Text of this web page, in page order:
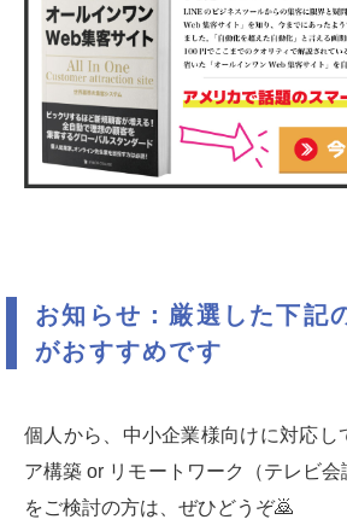
お知らせ：厳選した下記
がおすすめです
個人から、中小企業様向けに対応し
ア構築 or リモートワーク（テレビ
をご検討の方は、ぜひどうぞ🙇‍